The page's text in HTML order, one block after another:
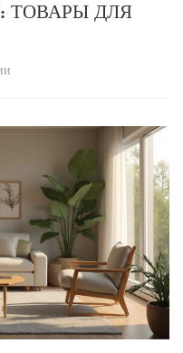
ТОВАРЫ ДЛЯ